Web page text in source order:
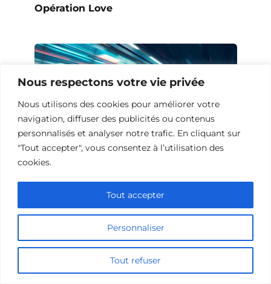
Nous respectons votre vie privée
Nous utilisons des cookies pour améliorer votre
navigation, diffuser des publicités ou contenus
personnalisés et analyser notre trafic. En cliquant sur
"Tout accepter", vous consentez à l’utilisation des
cookies.
Personnaliser
Tout refuser
Tout accepter
Opération Love
10 Œuvres Similaires à Urban Racer
pour les Fans de Vitesse
Ajouter un commentaire